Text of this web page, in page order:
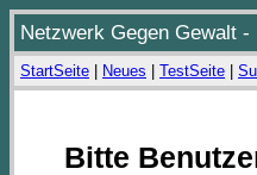
Netzwerk Gegen Gewalt
StartSeite Neues TestSeite
Bitte